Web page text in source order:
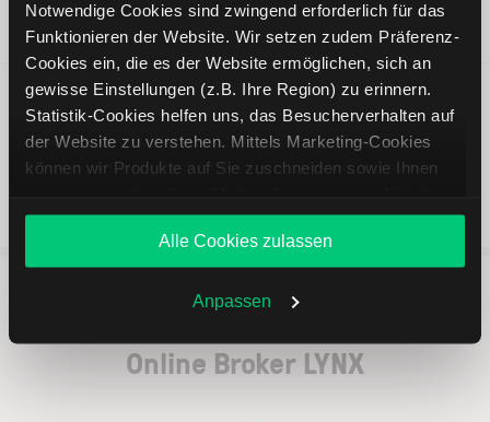
Notwendige Cookies sind zwingend erforderlich für das
Funktionieren der Website. Wir setzen zudem Präferenz-
Cookies ein, die es der Website ermöglichen, sich an
gewisse Einstellungen (z.B. Ihre Region) zu erinnern.
Statistik-Cookies helfen uns, das Besucherverhalten auf
der Website zu verstehen. Mittels Marketing-Cookies
können wir Produkte auf Sie zuschneiden sowie Ihnen
Angebote unterbreiten. Sie entscheiden, welche Cookies
Sie zulassen oder ablehnen. Ihre Entscheidung können
Sie jederzeit in denCookie-Einstellungenändern.
Weitere Infos auch in unsererDatenschutzerklärung
Alle Cookies zulassen
Anpassen
—
Neutral
Analysepublikation)
83,65 EUR
Online Broker LYNX